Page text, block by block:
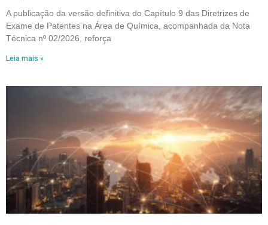
A publicação da versão definitiva do Capítulo 9 das Diretrizes de
Exame de Patentes na Área de Química, acompanhada da Nota
Técnica nº 02/2026, reforça
Leia mais »